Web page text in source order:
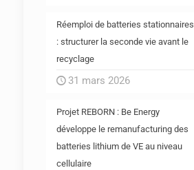
Réemploi de batteries stationnaires
: structurer la seconde vie avant le
recyclage
31 mars 2026
Projet REBORN : Be Energy
développe le remanufacturing des
batteries lithium de VE au niveau
cellulaire